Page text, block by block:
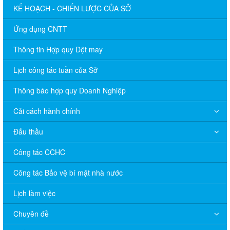
KẾ HOẠCH - CHIẾN LƯỢC CỦA SỞ
Ứng dụng CNTT
Thông tin Hợp quy Dệt may
Lịch công tác tuần của Sở
Thông báo hợp quy Doanh Nghiệp
Cải cách hành chính
Đấu thầu
Công tác CCHC
Công tác Bảo vệ bí mật nhà nước
Lịch làm việc
Chuyên đề